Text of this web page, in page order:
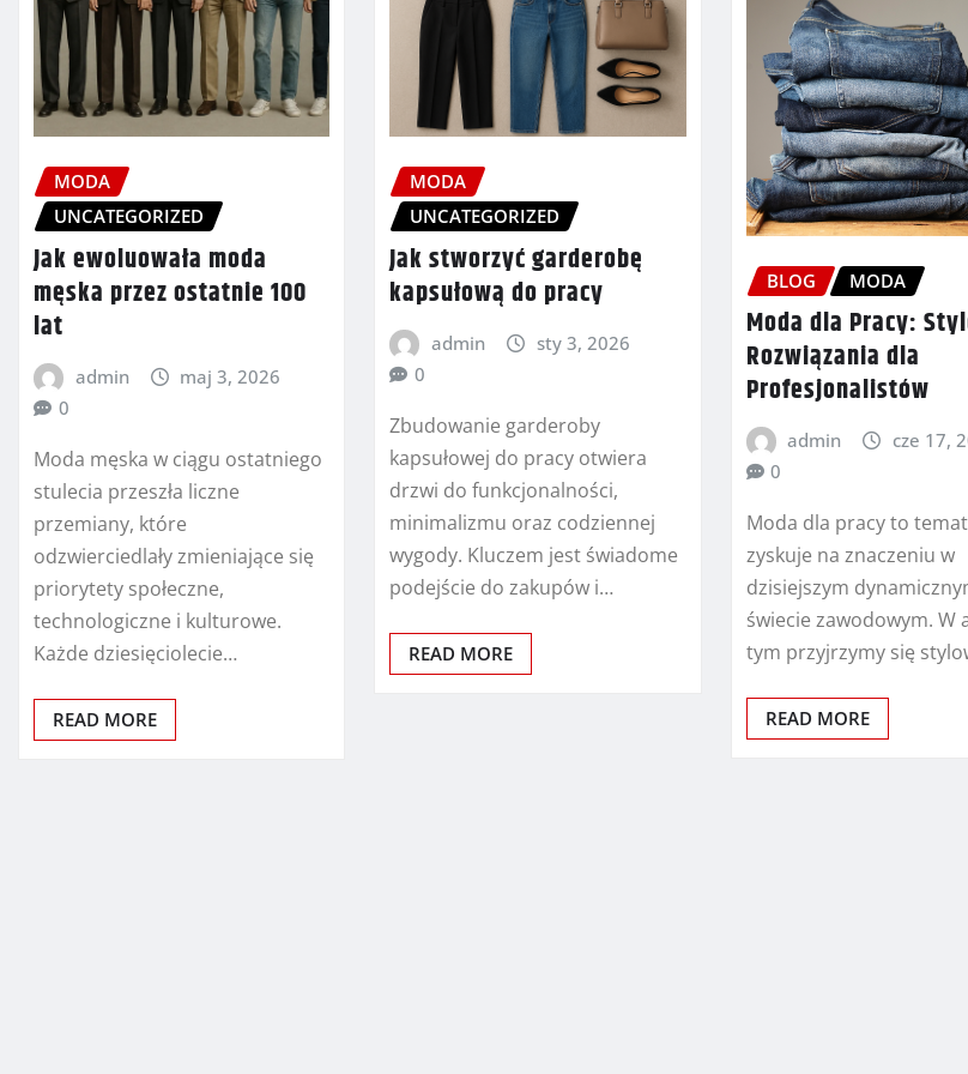
MODA
UNCATEGORIZED
Jak ewoluowała moda
męska przez ostatnie 100
lat
admin
maj 3, 2026
0
Moda męska w ciągu ostatniego
stulecia przeszła liczne
przemiany, które
odzwierciedlały zmieniające się
priorytety społeczne,
technologiczne i kulturowe.
Każde dziesięciolecie…
READ MORE
MODA
UNCATEGORIZED
Jak stworzyć garderobę
kapsułową do pracy
admin
sty 3, 2026
0
Zbudowanie garderoby
kapsułowej do pracy otwiera
drzwi do funkcjonalności,
minimalizmu oraz codziennej
wygody. Kluczem jest świadome
podejście do zakupów i…
READ MORE
BLOG MODA
Moda dla Pracy:
Rozwiązania dla
Profesjonalistów
admin
cze 17,
0
Moda dla pracy to
zyskuje na znaczeniu w
dzisiejszym
świecie zawodowym. W
tym przyjrzymy się
READ MORE